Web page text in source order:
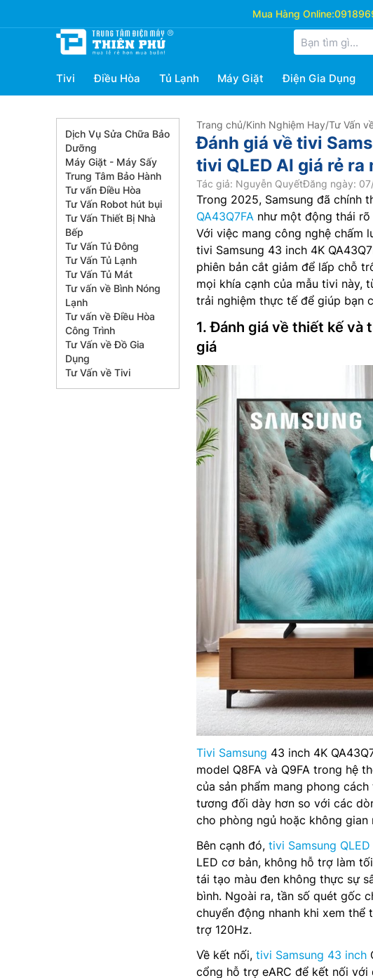
Mua Hàng Online:
Tivi Điều Hòa Tủ Lạnh Máy Giặt Điện Gia Dụng
Dịch Vụ Sửa Chữa Bảo
Dưỡng
Máy Giặt - Máy Sấy
Trung Tâm Bảo Hành
Tư vấn Điều Hòa
Tư Vấn Robot hút bụi
Tư Vấn Thiết Bị Nhà
Bếp
Tư Vấn Tủ Đông
Tư Vấn Tủ Lạnh
Tư Vấn Tủ Mát
Tư vấn về Bình Nóng
Lạnh
Tư vấn về Điều Hòa
Công Trình
Tư Vấn về Đồ Gia
Dụng
Tư Vấn về Tivi
Trang chủ/Kinh Nghiệm Hay/Tư Vấn
Đánh giá về tivi
tivi QLED AI giá rẻ ra
Tác giả: Nguyễn QuyếtĐăng ngày:
Trong 2025, Samsung đã chính
QA43Q7FA như một động thái
Với việc mang công nghệ chấm
tivi Samsung 43 inch 4K
phiên bản cắt giảm để lấp chỗ
mọi khía cạnh của mẫu tivi này,
trải nghiệm thực tế để giúp bạn
1. Đánh giá về thiết kế và
giá
Tivi Samsung 43 inch 4K
model Q8FA và Q9FA trong hệ
của sản phẩm mang phong
tương đối dày hơn so với các
cho phòng ngủ hoặc không gian
Bên cạnh đó, tivi Samsung QLED
LED cơ bản, không hỗ trợ làm
tái tạo màu đen không thực sự
bình. Ngoài ra, tần số quét gốc
chuyển động nhanh khi xem thể
trợ 120Hz.
Về kết nối, tivi Samsung 43 inch
cổng hỗ trợ eARC để kết nối với